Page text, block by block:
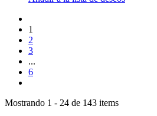
1
2
3
...
6
Mostrando 1 - 24 de 143 items